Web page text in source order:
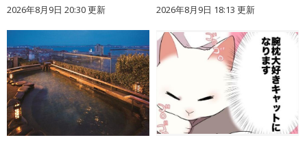
2026年8月9日 20:30更新 2026年8月9日 18:13 更新